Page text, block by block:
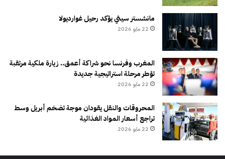
مانشستر سيتي يؤكد رحيل غوارديولا
22 مايو 2026
المغرب وفرنسا نحو شراكة أعمق.. زيارة ملكية مرتقبة
تؤطر مرحلة استراتيجية جديدة
22 مايو 2026
المحروقات والنقل يقودان موجة تضخم أبريل وسط
تراجع أسعار المواد الغذائية
22 مايو 2026